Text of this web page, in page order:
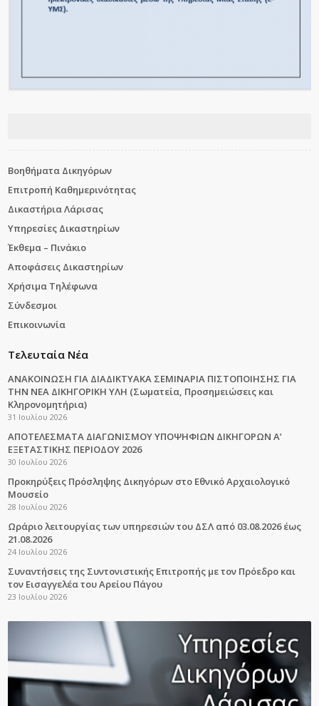
Βοηθήματα Δικηγόρων
Επιτροπή Καθημερινότητας
Δικαστήρια Λάρισας
Υπηρεσίες Δικαστηρίων
Έκθεμα – Πινάκιο
Αποφάσεις Δικαστηρίων
Χρήσιμα Τηλέφωνα
Σύνδεσμοι
Επικοινωνία
Τελευταία Νέα
ΑΝΑΚΟΙΝΩΣΗ ΓΙΑ ΔΙΑΔΙΚΤΥΑΚΑ ΣΕΜΙΝΑΡΙΑ ΠΙΣΤΟΠΟΙΗΣΗΣ ΓΙΑ
ΤΗΝ ΝΕΑ ΔΙΚΗΓΟΡΙΚΗ ΥΛΗ (Σωματεία, Προσημειώσεις και
Κληρονομητήρια)
31 Ιουλίου 2026
ΑΠΟΤΕΛΕΣΜΑΤΑ ΔΙΑΓΩΝΙΣΜΟΥ ΥΠΟΨΗΦΙΩΝ ΔΙΚΗΓΟΡΩΝ Α’
ΕΞΕΤΑΣΤΙΚΗΣ ΠΕΡΙΟΔΟΥ 2026
30 Ιουλίου 2026
Προκηρύξεις Πρόσληψης Δικηγόρων στο Εθνικό Αρχαιολογικό
Μουσείο
28 Ιουλίου 2026
Ωράριο λειτουργίας των υπηρεσιών του ΔΣΛ από 03.08.2026 έως
21.08.2026
24 Ιουλίου 2026
Συναντήσεις της Συντονιστικής Επιτροπής με τον Πρόεδρο και
τον Εισαγγελέα του Αρείου Πάγου
23 Ιουλίου 2026